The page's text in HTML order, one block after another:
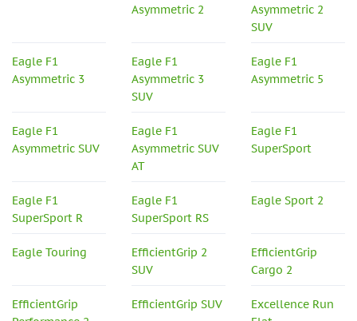
Asymmetric 2
Asymmetric 2
SUV
Eagle F1
Asymmetric 3
Eagle F1
Asymmetric 3
SUV
Eagle F1
Asymmetric 5
Eagle F1
Asymmetric SUV
Eagle F1
Asymmetric SUV
AT
Eagle F1
SuperSport
Eagle F1
SuperSport R
Eagle F1
SuperSport RS
Eagle Sport 2
Eagle Touring
EfficientGrip 2
SUV
EfficientGrip
Cargo 2
EfficientGrip
EfficientGrip SUV
Excellence Run